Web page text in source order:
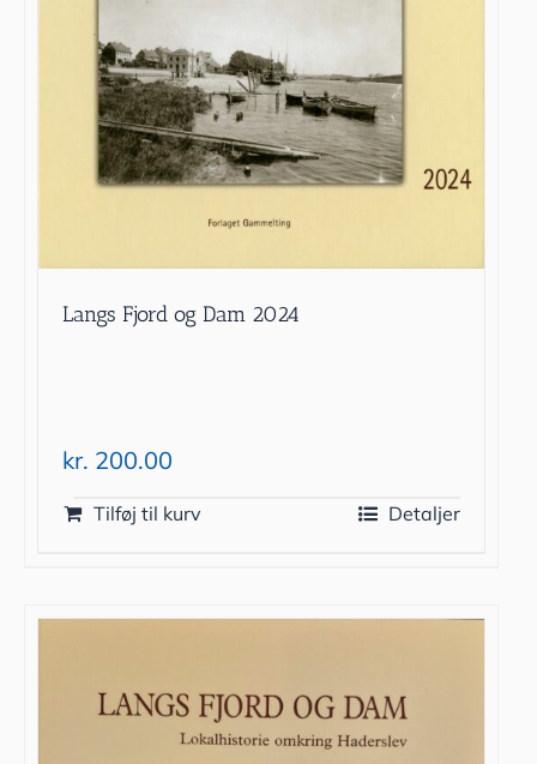
Langs Fjord og Dam 2024
kr. 200.00
Tilføj til kurv Detaljer